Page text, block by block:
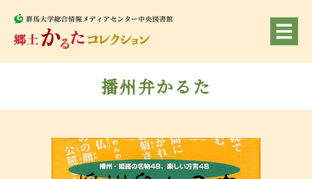
播州弁かるた